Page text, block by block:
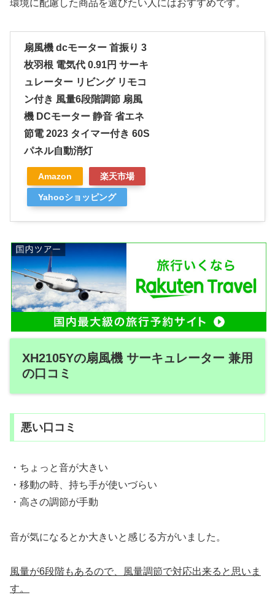
環境に配慮した商品を選びたい人にはおすすめです。
扇風機 dcモーター 首振り 3
枚羽根 電気代 0.91円 サーキ
ュレーター リビング リモコ
ン付き 風量6段階調節 扇風
機 DCモーター 静音 省エネ
節電 2023 タイマー付き 60S
パネル自動消灯
Amazon 楽天市場
Yahooショッピング
XH2105Yの扇風機 サーキュレーター 兼用
の口コミ
悪い口コミ
・ちょっと音が大きい
・移動の時、持ち手が使いづらい
・高さの調節が手動
音が気になるとか大きいと感じる方がいました。
風量が6段階もあるので、風量調節で対応出来ると思いま
す。